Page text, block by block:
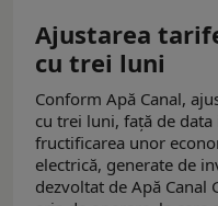
Ajustarea
cu trei luni
Conform Apă Canal,
cu trei luni, față de
fructificarea unor
electrică, generate de
dezvoltat de Apă